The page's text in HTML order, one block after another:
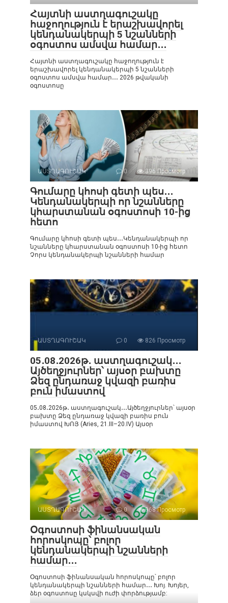
Հայտնի աստղագուշակը
հաջողություն է երաշխավորել
կենդանակերպի 5 նշանների
օգոստոս ամսվա համար․․․
Հայտնի աստղագուշակը հաջողություն է
երաշխավորել կենդանակերպի 5 նշանների
օգոստոս ամսվա համար․․․ 2026 թվականի
օգոստոսը
ԱՍՏՂԱԳՈՒՇԱԿ 0 396 Просмотр
Գումարը կհոսի գետի պես․․․
Կենդանակերպի որ նշանները
կհարստանան օգոստոսի 10-ից
հետո
Գումարը կհոսի գետի պես․․․Կենդանակերպի որ
նշանները կհարստանան օգոստոսի 10-ից հետո
Չորս կենդանակերպի նշանների համար
ԱՍՏՂԱԳՈՒՇԱԿ 0 826 Просмотр
05․08․2026թ․ աստղագուշակ․․․
Այծեղջյուրներ՝ այսօր բախտը
Ձեզ ընդառաջ կվազի բառիս
բուն իմաստով
05․08․2026թ․ աստղագուշակ․․․Այծեղջյուրներ՝ այսօր
բախտը Ձեզ ընդառաջ կվազի բառիս բուն
իմաստով ԽՈՅ (Aries, 21.III–20.IV) Այսօր
ԱՍՏՂԱԳՈՒՇԱԿ 0 968 Просмотр
Օգոստոսի ֆինանսական
հորոսկոպը՝ բոլոր
կենդանակերպի նշանների
համար․․․
Օգոստոսի ֆինանսական հորոսկոպը՝ բոլոր
կենդանակերպի նշանների համար․․․ Խոյ. Խոյեր,
ձեր օգոստոսը կսկսվի ուժի փորձությամբ: